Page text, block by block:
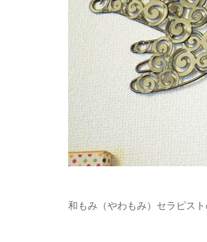
和もみ（やわもみ）セラピスト